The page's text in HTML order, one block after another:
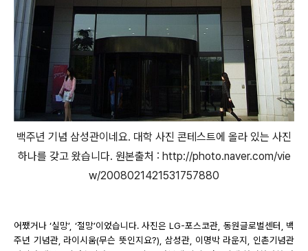
백주년 기념 삼성관이네요. 대학 사진 콘테스트에 올라 있는 사진
하나를 갖고 왔습니다. 원본출처 : http://photo.naver.com/vie
w/2008021421531757880
어쨌거나 ‘실망’, ‘절망’이었습니다. 사진은 LG-포스코관, 동원글로벌센터, 백
주년 기념관, 라이시움(무슨 뜻인지요?), 삼성관, 이명박 라운지, 인촌기념관